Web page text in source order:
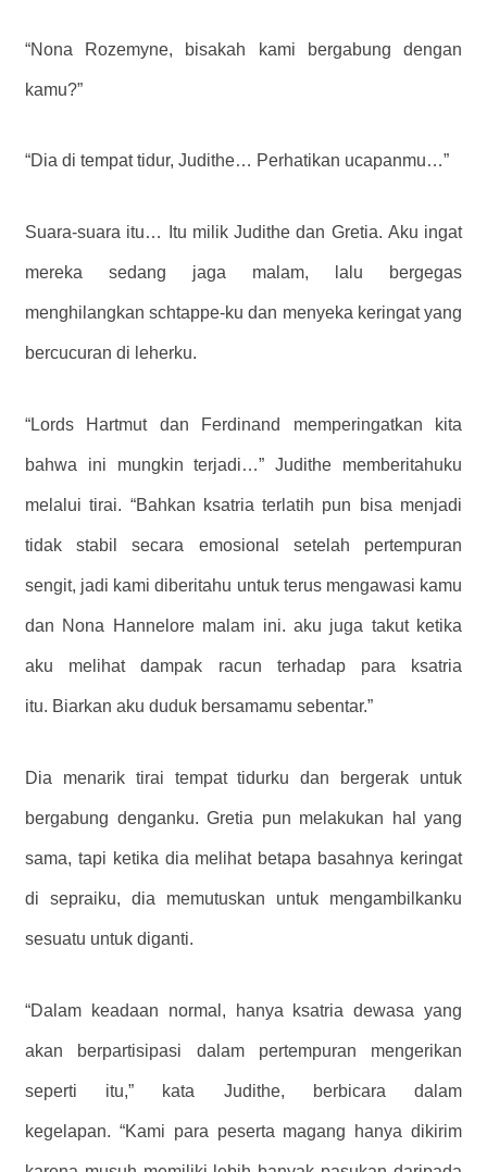
“Nona Rozemyne, bisakah kami bergabung dengan
kamu?”
“Dia di tempat tidur, Judithe… Perhatikan ucapanmu…”
Suara-suara itu… Itu milik Judithe dan Gretia. Aku ingat
mereka sedang jaga malam, lalu bergegas
menghilangkan schtappe-ku dan menyeka keringat yang
bercucuran di leherku.
“Lords Hartmut dan Ferdinand memperingatkan kita
bahwa ini mungkin terjadi…” Judithe memberitahuku
melalui tirai. “Bahkan ksatria terlatih pun bisa menjadi
tidak stabil secara emosional setelah pertempuran
sengit, jadi kami diberitahu untuk terus mengawasi kamu
dan Nona Hannelore malam ini. aku juga takut ketika
aku melihat dampak racun terhadap para ksatria
itu. Biarkan aku duduk bersamamu sebentar.”
Dia menarik tirai tempat tidurku dan bergerak untuk
bergabung denganku. Gretia pun melakukan hal yang
sama, tapi ketika dia melihat betapa basahnya keringat
di sepraiku, dia memutuskan untuk mengambilkanku
sesuatu untuk diganti.
“Dalam keadaan normal, hanya ksatria dewasa yang
akan berpartisipasi dalam pertempuran mengerikan
seperti itu,” kata Judithe, berbicara dalam
kegelapan. “Kami para peserta magang hanya dikirim